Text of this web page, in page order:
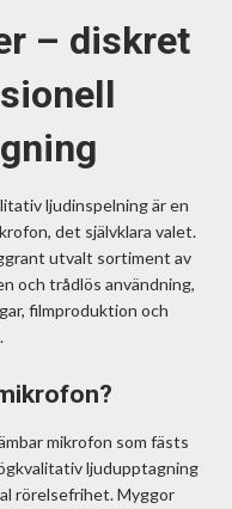
– diskret
ljudinspelning är en
det självklara valet.
utvalt sortiment av
och trådlös användning,
filmproduktion och
mikrofon som fästs
ljudupptagning
rörelsefrihet. Myggor